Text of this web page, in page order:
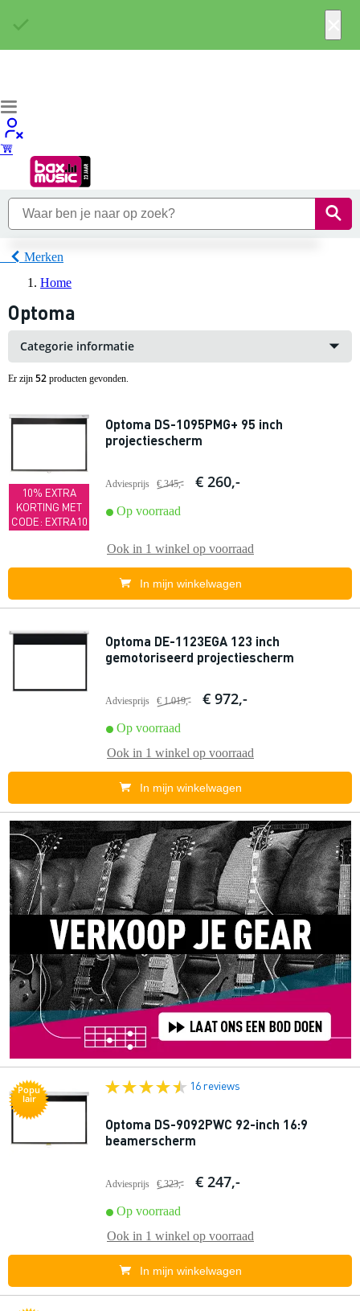
Merken
Home
Optoma
Categorie informatie
Er zijn 52 producten gevonden.
10% EXTRA
KORTING MET
CODE: EXTRA10
Optoma DS-1095PMG+ 95 inch
projectiescherm
Adviesprijs € 345,- € 260,-
Op voorraad
Ook in 1 winkel op voorraad
In mijn winkelwagen
Optoma DE-1123EGA 123 inch
gemotoriseerd projectiescherm
Adviesprijs € 1.019,- € 972,-
Op voorraad
Ook in 1 winkel op voorraad
In mijn winkelwagen
Popu
lair
16 reviews
Optoma DS-9092PWC 92-inch 16:9
beamerscherm
Adviesprijs € 323,- € 247,-
Op voorraad
Ook in 1 winkel op voorraad
In mijn winkelwagen